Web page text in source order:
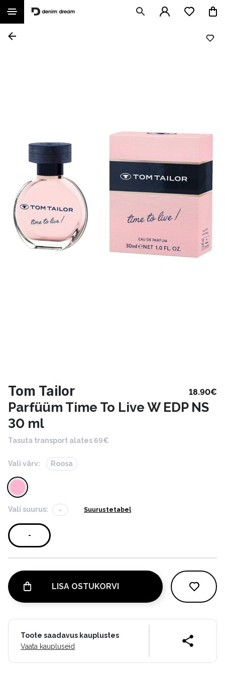
Tom Tailor 18.90€
Parfüüm Time To Live W EDP NS
30 ml
Tasuta transport alates 69€
Vali värv: Roosa
Vali suurus: - Suurustetabel
-
LISA OSTUKORVI
Toote saadavus kauplustes
Vaata kaupluseid